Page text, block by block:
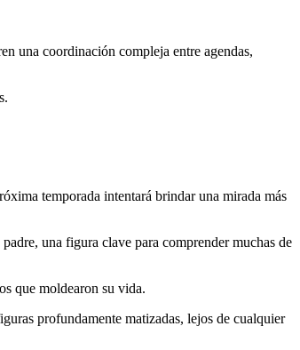
una coordinación compleja entre agendas,
temporada intentará brindar una mirada más
una figura clave para comprender muchas de
que moldearon su vida.
profundamente matizadas, lejos de cualquier